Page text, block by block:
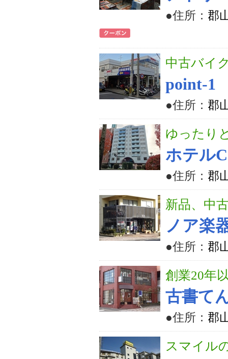
●住所： 郡
中古バイ
point-1
●住所： 郡
ゆったり
ホテル
●住所： 郡
新品、中
ノア楽
●住所： 郡
創業20年
古書て
●住所： 郡
スマイル